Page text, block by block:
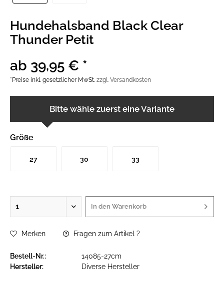
Hundehalsband Black Clear
Thunder Petit
ab 39,95 € *
*Preise inkl. gesetzlicher MwSt. zzgl. Versandkosten
Bitte wähle zuerst eine Variante
Größe
27 30 33
In den Warenkorb
Merken Fragen zum Artikel ?
Bestell-Nr.:
14085-27cm
Hersteller:
Diverse Hersteller